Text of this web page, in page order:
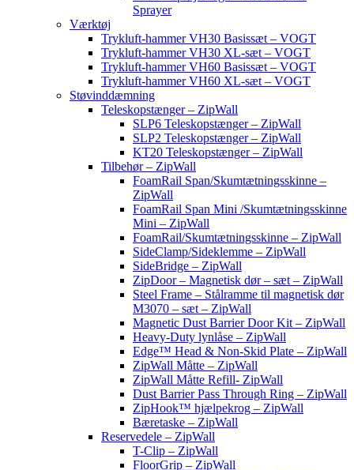
Sprayer
Værktøj
Trykluft-hammer VH30 Basissæt – VOGT
Trykluft-hammer VH30 XL-sæt – VOGT
Trykluft-hammer VH60 Basissæt – VOGT
Trykluft-hammer VH60 XL-sæt – VOGT
Støvinddæmning
Teleskopstænger – ZipWall
SLP6 Teleskopstænger – ZipWall
SLP2 Teleskopstænger – ZipWall
KT20 Teleskopstænger – ZipWall
Tilbehør – ZipWall
FoamRail Span/Skumtætningsskinne –
ZipWall
FoamRail Span Mini /Skumtætningsskinne
Mini – ZipWall
FoamRail/Skumtætningsskinne – ZipWall
SideClamp/Sideklemme – ZipWall
SideBridge – ZipWall
ZipDoor – Magnetisk dør – sæt – ZipWall
Steel Frame – Stålramme til magnetisk dør
M3070 – sæt – ZipWall
Magnetic Dust Barrier Door Kit – ZipWall
Heavy-Duty lynlåse – ZipWall
Edge™ Head & Non-Skid Plate – ZipWall
ZipWall Måtte – ZipWall
ZipWall Måtte Refill- ZipWall
Dust Barrier Pass Through Ring – ZipWall
ZipHook™ hjælpekrog – ZipWall
Bæretaske – ZipWall
Reservedele – ZipWall
T-Clip – ZipWall
FloorGrip – ZipWall